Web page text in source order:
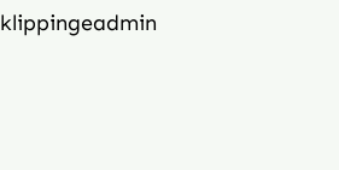
klippingeadmin